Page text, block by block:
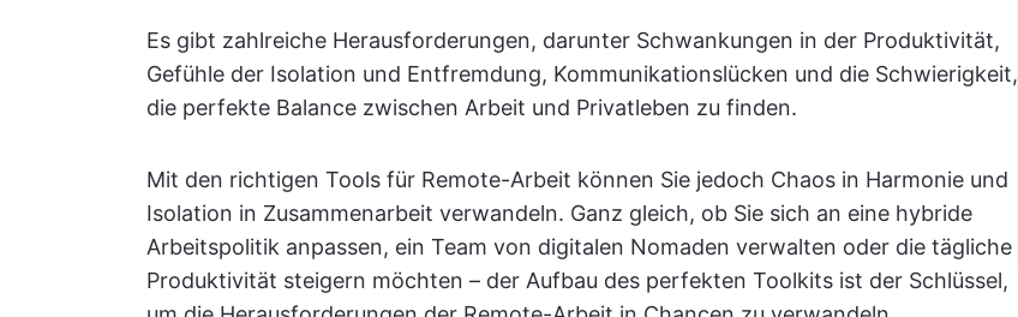
Es gibt zahlreiche Herausforderungen, darunter Schwankungen in der Produktivität,
Gefühle der Isolation und Entfremdung, Kommunikationslücken und die Schwierigkeit,
die perfekte Balance zwischen Arbeit und Privatleben zu finden.
Mit den richtigen Tools für Remote-Arbeit können Sie jedoch Chaos in Harmonie und
Isolation in Zusammenarbeit verwandeln. Ganz gleich, ob Sie sich an eine hybride
Arbeitspolitik anpassen, ein Team von digitalen Nomaden verwalten oder die tägliche
Produktivität steigern möchten – der Aufbau des perfekten Toolkits ist der Schlüssel,